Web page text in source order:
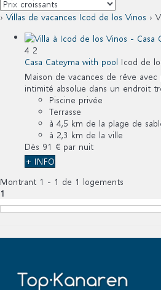
› Villas de vacances Icod de los Vinos ›
4 2
Casa Cateyma with pool Icod de
Maison de vacances de rêve
intimité absolue dans un endroit
Piscine privée
Terrasse
à 4,5 km de la plage de
à 2,3 km de la ville
Dès 91 € par nuit
+ INFO
Montrant 1 - 1 de 1 logements
1